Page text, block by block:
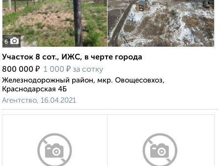
6
Участок 8 сот., ИЖС, в черте города
800 000 ₽ 1 000 ₽ за сотку
Железнодорожный район, мкр. Овощесовхоз,
Краснодарская 4Б
Агентство, 16.04.2021